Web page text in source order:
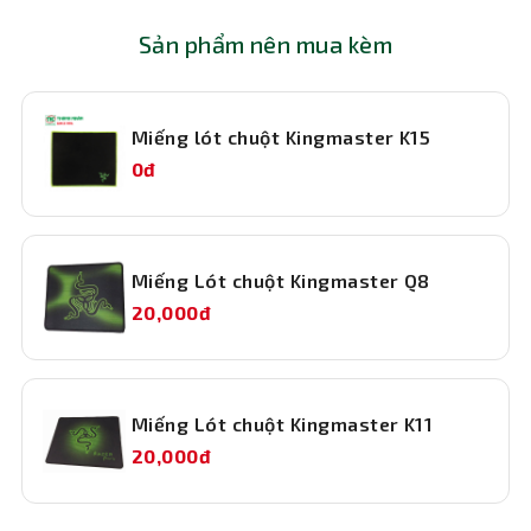
Bluetooth Silent, giúp giảm thiểu tiếng ồn từ việc nhấp
chuột, mang lại trải nghiệm sử dụng êm ái, yên tĩnh, đặc
biệt phù hợp cho môi trường văn phòng hoặc những nơi
cần sự tập trung cao độ.
Chuột máy tính Logitech MX Anywhere 3s được tích hợp
cảm biến quang học với độ phân giải lên đến 8000 DPI,
từ làm việc văn phòng, chỉnh sửa đồ họa cho đến chơi
game nhẹ nhàng.
Sản phẩm nên mua kèm
Miếng lót chuột Kingmaster K15
0đ
Miếng Lót chuột Kingmaster Q8
20,000đ
Miếng Lót chuột Kingmaster K11
20,000đ